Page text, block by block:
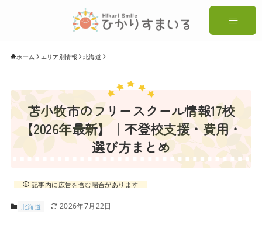
ホーム エリア別情報 北海道
苫小牧市のフリースクール情報17校
【2026年最新】｜不登校支援・費用・
選び方まとめ
記事内に広告を含む場合があります
北海道 2026年7月22日